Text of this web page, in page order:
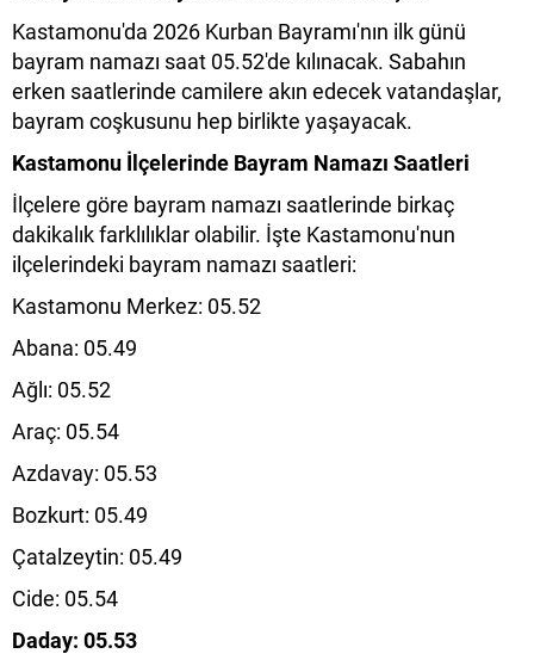
Kastamonu'da 2026 Kurban Bayramı'nın ilk günü
bayram namazı saat 05.52'de kılınacak. Sabahın
erken saatlerinde camilere akın edecek vatandaşlar,
bayram coşkusunu hep birlikte yaşayacak.
Kastamonu İlçelerinde Bayram Namazı Saatleri
İlçelere göre bayram namazı saatlerinde birkaç
dakikalık farklılıklar olabilir. İşte Kastamonu'nun
ilçelerindeki bayram namazı saatleri:
Kastamonu Merkez: 05.52
Abana: 05.49
Ağlı: 05.52
Araç: 05.54
Azdavay: 05.53
Bozkurt: 05.49
Çatalzeytin: 05.49
Cide: 05.54
Daday: 05.53